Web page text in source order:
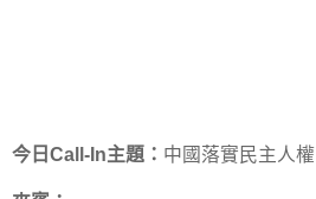
今日Call-In主題： 中國落實民主人